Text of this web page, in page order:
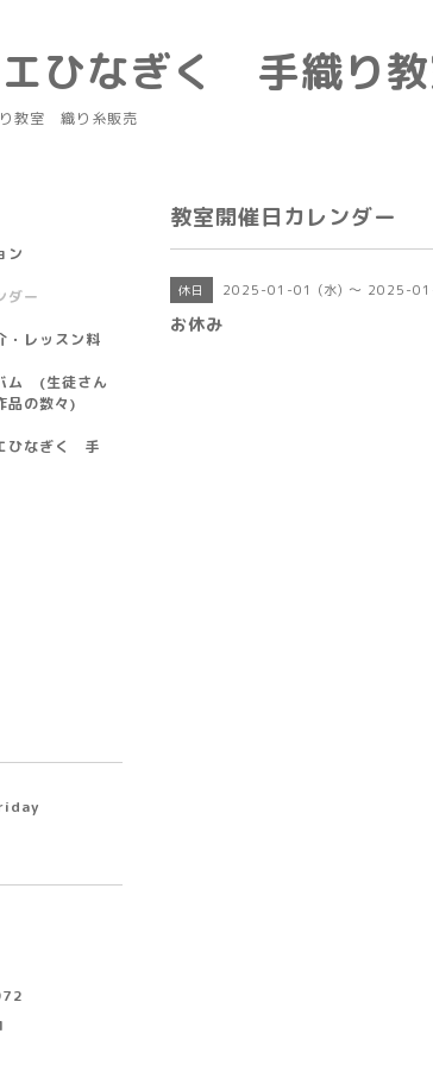
エひなぎく 手織り
教室 織り糸販売
教室開催日カレンダー
休日 2025-01-01 (水) ～ 2025-
お休み
ン
ダー
・レッスン料
ム (生徒さん
品の数々)
ひなぎく 手